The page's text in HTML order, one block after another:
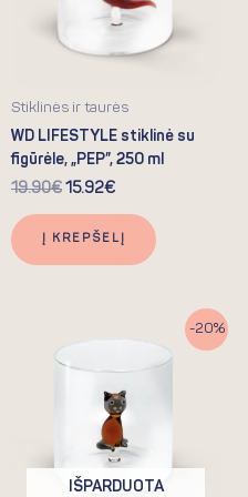
Stiklinės ir taurės
WD LIFESTYLE stiklinė su
figūrėle, „PEP”, 250 ml
19.90€ 15.92€
Į KREPŠELĮ
-20%
IŠPARDUOTA
was: